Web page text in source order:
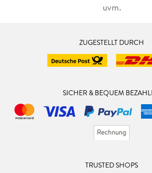
uvm.
ZUGESTELLT DURCH
SICHER & BEQUEM
TRUSTED SHOPS